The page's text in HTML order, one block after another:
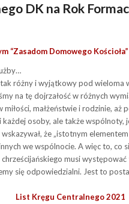
DK na Rok
“Zasadom Domowego Kościoła”
różny i wyjątkowy pod wieloma
na tę dojrzałość w różnych
małżeństwie i rodzinie, aż
każdej osoby, ale także wspólnoty,
wskazywał, że „istotnym
we wspólnocie. A więc to, co
chrześcijańskiego musi
się odpowiedzialni. Jest to
List Kręgu Centralnego 2021